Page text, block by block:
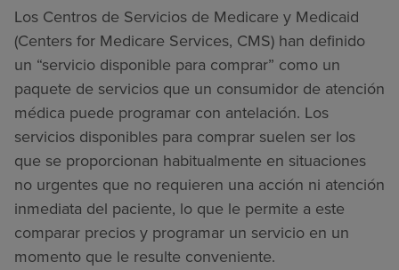
Los Centros de Servicios de Medicare y Medicaid
(Centers for Medicare Services, CMS) han definido
un “servicio disponible para comprar” como un
paquete de servicios que un consumidor de atención
médica puede programar con antelación. Los
servicios disponibles para comprar suelen ser los
que se proporcionan habitualmente en situaciones
no urgentes que no requieren una acción ni atención
inmediata del paciente, lo que le permite a este
comparar precios y programar un servicio en un
momento que le resulte conveniente.